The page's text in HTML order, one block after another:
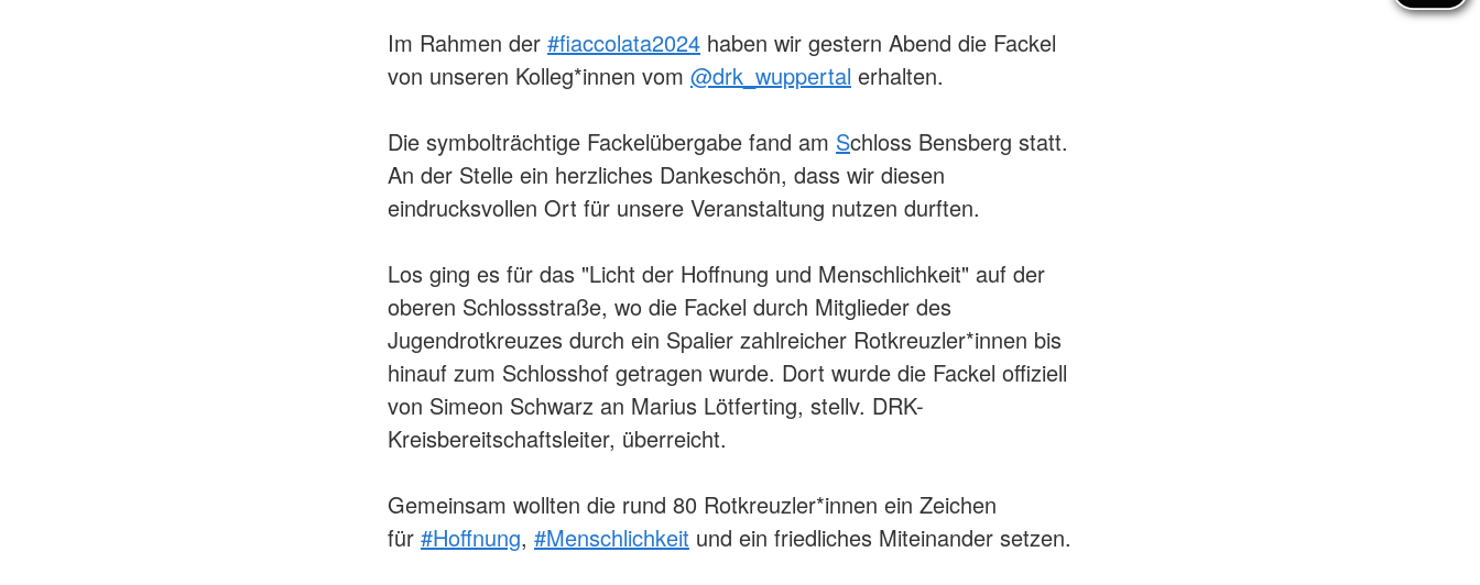
Im Rahmen der #fiaccolata2024 haben wir gestern Abend die Fackel
von unseren Kolleg*innen vom @drk_wuppertal erhalten.
Die symbolträchtige Fackelübergabe fand am Schloss Bensberg statt.
An der Stelle ein herzliches Dankeschön, dass wir diesen
eindrucksvollen Ort für unsere Veranstaltung nutzen durften.
Los ging es für das "Licht der Hoffnung und Menschlichkeit" auf der
oberen Schlossstraße, wo die Fackel durch Mitglieder des
Jugendrotkreuzes durch ein Spalier zahlreicher Rotkreuzler*innen bis
hinauf zum Schlosshof getragen wurde. Dort wurde die Fackel offiziell
von Simeon Schwarz an Marius Lötferting, stellv. DRK-
Kreisbereitschaftsleiter, überreicht.
Gemeinsam wollten die rund 80 Rotkreuzler*innen ein Zeichen
für #Hoffnung, #Menschlichkeit und ein friedliches Miteinander setzen.